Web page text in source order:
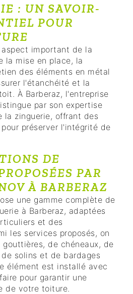
: UN SAVOIR-
POUR
important de la
la mise en place, la
des éléments en métal
l'étanchéité et la
À Barberaz, l'entreprise
par son expertise
la zinguerie, offrant des
préserver l'intégrité de
DE
PAR
À BARBERAZ
une gamme complète de
à Barberaz, adaptées
et des
les services proposés, on
de chéneaux, de
solins et de bardages
élément est installé avec
pour garantir une
de votre toiture.